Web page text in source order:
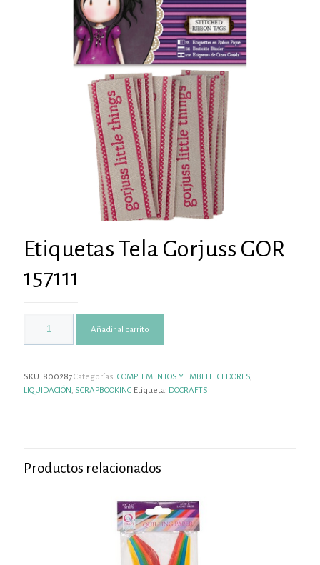
Etiquetas Tela Gorjuss GOR
157111
Añadir al carrito
SKU: 800287Categorías: COMPLEMENTOS Y EMBELLECEDORES,
LIQUIDACIÓN, SCRAPBOOKING Etiqueta: DOCRAFTS
Productos relacionados